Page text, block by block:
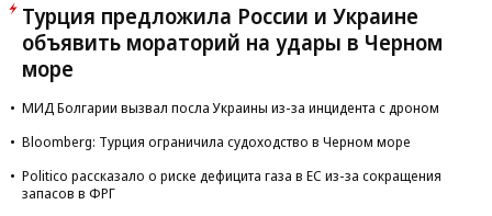
Турция предложила России и Украине
объявить мораторий на удары в Черном
море
МИД Болгарии вызвал посла Украины из-за инцидента с дроном
Bloomberg: Турция ограничила судоходство в Черном море
Politico рассказало о риске дефицита газа в ЕС из-за сокращения
запасов в ФРГ